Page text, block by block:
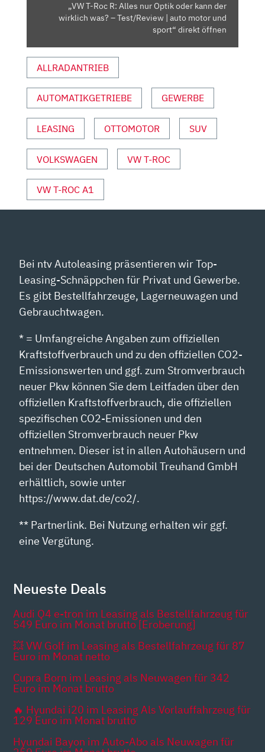
–
TEST/REVIEW
|
AUTO
UND
SPORT“
VON
YOUTUBE
ANZEIGEN
„VW T-Roc R: Alles nur Optik oder kann der
wirklich was? – Test/Review | auto motor und
sport“ direkt öffnen
ALLRADANTRIEB
AUTOMATIKGETRIEBE GEWERBE
LEASING OTTOMOTOR SUV
VOLKSWAGEN VW T-ROC
VW T-ROC A1
Bei ntv Autoleasing präsentieren wir Top-
Leasing-Schnäppchen für Privat und Gewerbe.
Es gibt Bestellfahrzeuge, Lagerneuwagen und
Gebrauchtwagen.
* = Umfangreiche Angaben zum offiziellen
Kraftstoffverbrauch und zu den offiziellen CO2-
Emissionswerten und ggf. zum Stromverbrauch
neuer Pkw können Sie dem Leitfaden über den
offiziellen Kraftstoffverbrauch, die offiziellen
spezifischen CO2-Emissionen und den
offiziellen Stromverbrauch neuer Pkw
entnehmen. Dieser ist in allen Autohäusern und
bei der Deutschen Automobil Treuhand GmbH
erhältlich, sowie unter
https://www.dat.de/co2/.
** Partnerlink. Bei Nutzung erhalten wir ggf.
eine Vergütung.
Neueste Deals
Audi Q4 e-tron im Leasing als Bestellfahrzeug für
549 Euro im Monat brutto [Eroberung]
💥 VW Golf im Leasing als Bestellfahrzeug für 87
Euro im Monat netto
Cupra Born im Leasing als Neuwagen für 342
Euro im Monat brutto
🔥 Hyundai i20 im Leasing Als Vorlauffahrzeug für
129 Euro im Monat brutto
Hyundai Bayon im Auto-Abo als Neuwagen für